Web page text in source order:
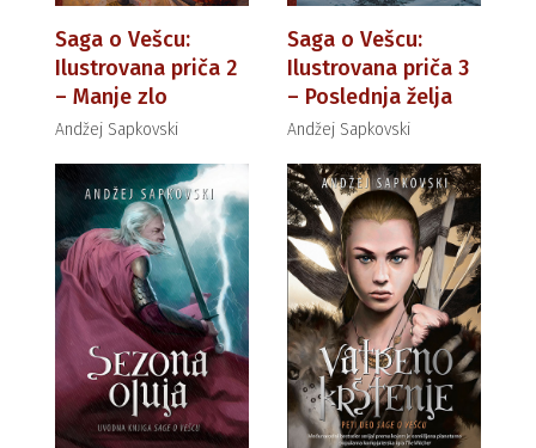
Saga o Vešcu:
Ilustrovana priča 2
– Manje zlo
Andžej Sapkovski
Saga o Vešcu:
Ilustrovana priča 3
– Poslednja želja
Andžej Sapkovski